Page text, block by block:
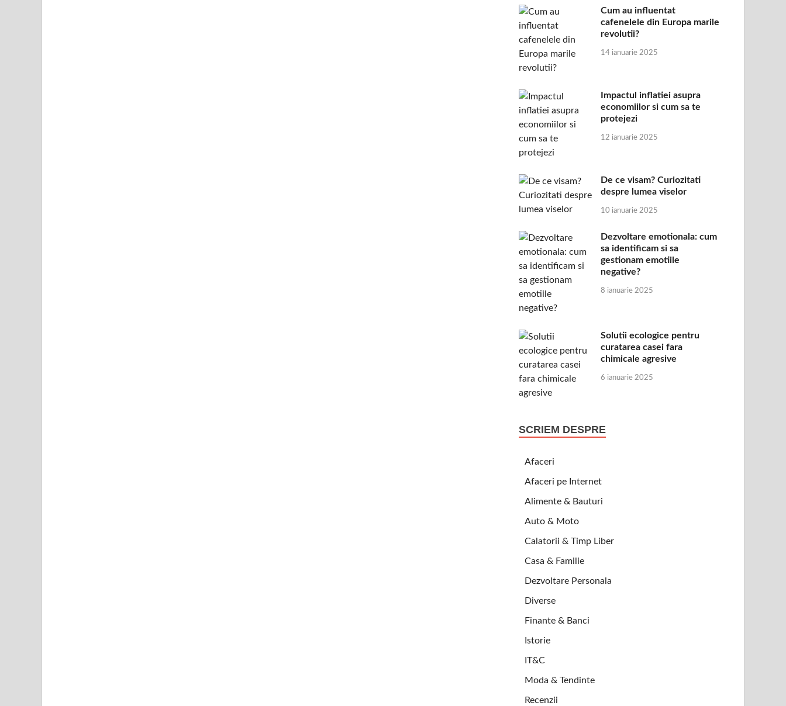
Cum au influentat
cafenelele din Europa marile
revolutii?
14 ianuarie 2025
Impactul inflatiei asupra
economiilor si cum sa te
protejezi
12 ianuarie 2025
De ce visam? Curiozitati
despre lumea viselor
10 ianuarie 2025
Dezvoltare emotionala: cum
sa identificam si sa
gestionam emotiile
negative?
8 ianuarie 2025
Solutii ecologice pentru
curatarea casei fara
chimicale agresive
6 ianuarie 2025
SCRIEM DESPRE
Afaceri
Afaceri pe Internet
Alimente & Bauturi
Auto & Moto
Calatorii & Timp Liber
Casa & Familie
Dezvoltare Personala
Diverse
Finante & Banci
Istorie
IT&C
Moda & Tendinte
Recenzii